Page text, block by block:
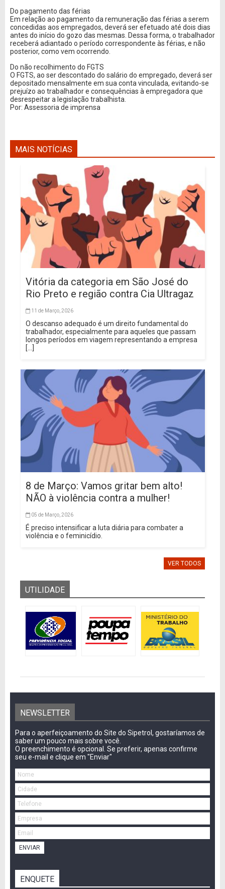
Do pagamento das férias
Em relação ao pagamento da remuneração das férias a serem
concedidas aos empregados, deverá ser efetuado até dois dias
antes do início do gozo das mesmas. Dessa forma, o trabalhador
receberá adiantado o período correspondente às férias, e não
posterior, como vem ocorrendo.
Do não recolhimento do FGTS
O FGTS, ao ser descontado do salário do empregado, deverá ser
depositado mensalmente em sua conta vinculada, evitando-se
prejuízo ao trabalhador e consequências à empregadora que
desrespeitar a legislação trabalhista.
Por: Assessoria de imprensa
MAIS NOTÍCIAS
Vitória da categoria em São José do
Rio Preto e região contra Cia Ultragaz
11 de Março, 2026
O descanso adequado é um direito fundamental do
trabalhador, especialmente para aqueles que passam
longos períodos em viagem representando a empresa
[...]
8 de Março: Vamos gritar bem alto!
NÃO à violência contra a mulher!
05 de Março, 2026
É preciso intensificar a luta diária para combater a
violência e o feminicídio.
VER TODOS
UTILIDADE
NEWSLETTER
Para o aperfeiçoamento do Site do Sipetrol, gostaríamos de
saber um pouco mais sobre você.
O preenchimento é opcional. Se preferir, apenas confirme
seu e-mail e clique em "Enviar"
ENVIAR
ENQUETE